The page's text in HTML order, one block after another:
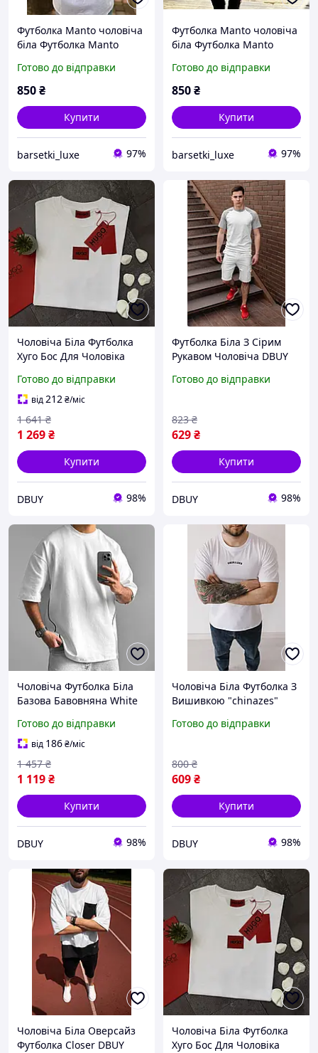
Футболка Manto чоловіча
біла Футболка Manto
Готово до відправки
850₴
Купити
barsetki_luxe 97%
Футболка Manto чоловіча
біла Футболка Manto
Готово до відправки
850₴
Купити
barsetki_luxe 97%
Чоловіча Біла Футболка
Хуго Бос Для Чоловіка
Готово до відправки
від212₴/міс
1 269₴
1 641 ₴
Купити
DBUY 98%
Футболка Біла З Сірим
Рукавом Чоловіча DBUY
Готово до відправки
629₴
823 ₴
Купити
DBUY 98%
Чоловіча Футболка Біла
Базова Бавовняна White
Готово до відправки
від 186₴/міс
1 119₴
1 457 ₴
Купити
DBUY 98%
Чоловіча Біла Футболка З
Вишивкою "chinazes"
Готово до відправки
609₴
800 ₴
Купити
DBUY 98%
Чоловіча Біла Оверсайз
Футболка Closer DBUY
Чоловіча Біла Футболка
Хуго Бос Для Чоловіка